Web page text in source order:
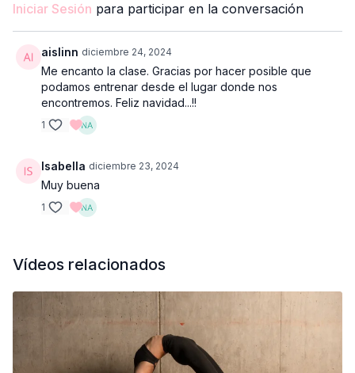
Iniciar Sesión para participar en la conversación
aislinn diciembre 24, 2024
Me encanto la clase. Gracias por hacer posible que
podamos entrenar desde el lugar donde nos
encontremos. Feliz navidad...!!
1
Isabella diciembre 23, 2024
Muy buena
1
Vídeos relacionados